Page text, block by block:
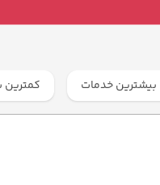
بیشترین خدمات کمترین